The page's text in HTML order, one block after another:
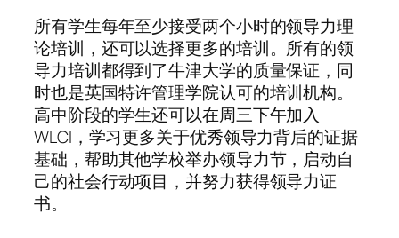
所有学生每年至少接受两个小时的领导力理
论培训，还可以选择更多的培训。所有的领
导力培训都得到了牛津大学的质量保证，同
时也是英国特许管理学院认可的培训机构。
高中阶段的学生还可以在周三下午加入
WLCI，学习更多关于优秀领导力背后的证据
基础，帮助其他学校举办领导力节，启动自
己的社会行动项目，并努力获得领导力证
书。